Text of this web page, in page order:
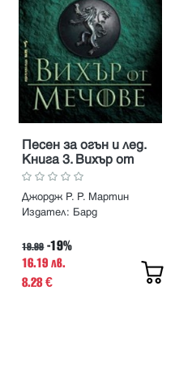
Песен за огън и лед.
Книга 3. Вихър от
мечове
Джордж Р. Р. Мартин
Издател: Бард
19.99 -19%
16.19 лв.
8.28€